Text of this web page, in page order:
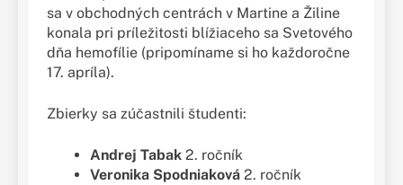
sa v obchodných centrách v Martine a Žiline
konala pri príležitosti blížiaceho sa Svetového
dňa hemofílie (pripomíname si ho každoročne
17. apríla).
Zbierky sa zúčastnili študenti:
Andrej Tabak 2. ročník
Veronika Spodniaková 2. ročník